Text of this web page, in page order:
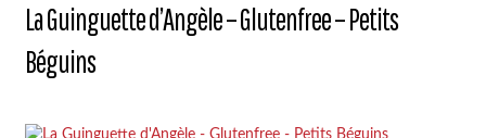
La Guinguette d’Angèle – Glutenfree – Petits
Béguins